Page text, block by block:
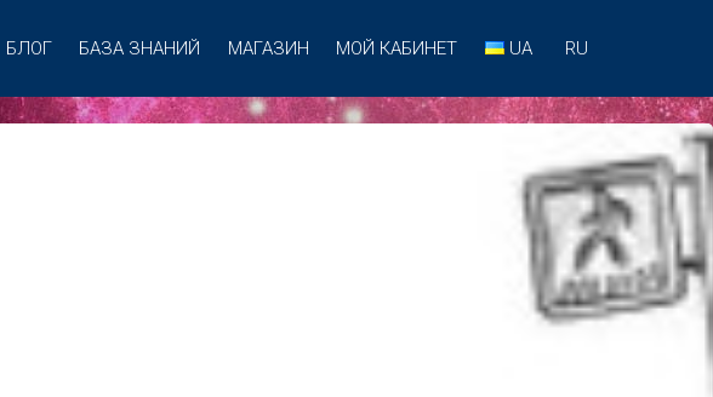
БЛОГ БАЗА ЗНАНИЙ МАГАЗИН МОЙ КАБИНЕТ UA RU